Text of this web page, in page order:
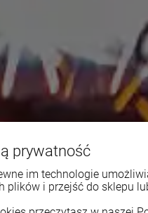
prywatność
im technologie
plików i przejść do sklepu